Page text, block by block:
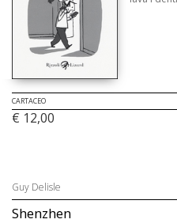
CARTACEO
€ 12,00
Guy Delisle
Shenzhen